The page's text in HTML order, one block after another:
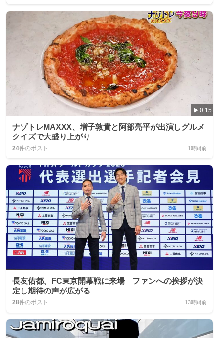
0:15
ナゾトレMAXXX、増子敦貴と阿部亮平が出演しグルメ
クイズで大盛り上がり
24件のポスト 1時間前
長友佑都、FC東京開幕戦に来場 ファンへの挨拶が決
定し期待の声が広がる
28件のポスト 13時間前